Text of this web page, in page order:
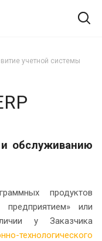
учетной системы
обслуживанию
продуктов
предприятием» или
у Заказчика
технологического